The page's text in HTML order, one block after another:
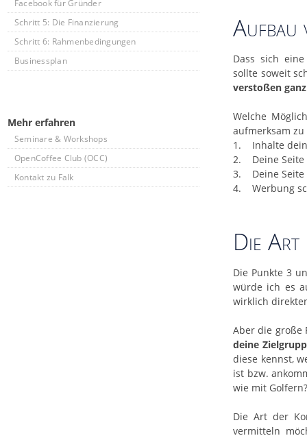
Facebook für Gründer
Schritt 5: Die Finanzierung
Schritt 6: Rahmenbedingungen
Businessplan
Mehr erfahren
Seminare & Workshops
OpenCoffee Club (OCC)
Kontakt zu Falk
Aufbau
Dass sich
sollte soweit
verstoßen
Welche
aufmerksam
1. Inhalte
2. Deine Seite
3. Deine Seite
4. Werbung
Die Art
Die Punkte 3
würde ich es
wirklich
Aber die große
deine
diese kennst,
ist bzw.
wie mit
Die Art der
vermitteln